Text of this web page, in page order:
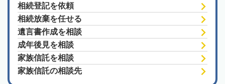
相続登記を依頼
相続放棄を任せる
遺言書作成を相談
成年後見を相談
家族信託を相談
家族信託の相談先